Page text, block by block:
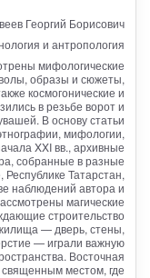
Георгий Борисович
и антропология
мифологические
образы и сюжеты,
космогонические и
в резьбе ворот и
В основу статьи
мифологии,
XXI вв., архивные
собранные в разные
Татарстан,
наблюдений автора и
магические
строительство
— дверь, стены,
— играли важную
Восточная
местом, где